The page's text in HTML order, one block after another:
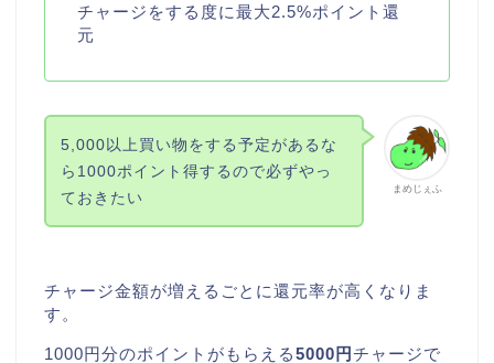
チャージをする度に最大2.5%ポイント還
元
まめじぇふ
5,000以上買い物をする予定があるな
ら1000ポイント得するので必ずやっ
ておきたい
チャージ金額が増えるごとに還元率が高くなりま
す。
1000円分のポイントがもらえる5000円チャージで